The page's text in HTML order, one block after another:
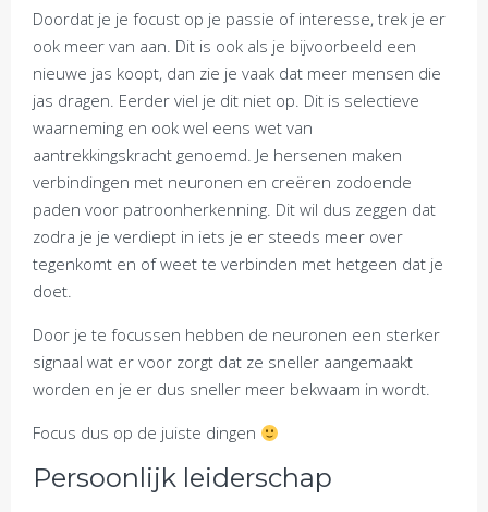
Doordat je je focust op je passie of interesse, trek je er
ook meer van aan. Dit is ook als je bijvoorbeeld een
nieuwe jas koopt, dan zie je vaak dat meer mensen die
jas dragen. Eerder viel je dit niet op. Dit is selectieve
waarneming en ook wel eens wet van
aantrekkingskracht genoemd. Je hersenen maken
verbindingen met neuronen en creëren zodoende
paden voor patroonherkenning. Dit wil dus zeggen dat
zodra je je verdiept in iets je er steeds meer over
tegenkomt en of weet te verbinden met hetgeen dat je
doet.
Door je te focussen hebben de neuronen een sterker
signaal wat er voor zorgt dat ze sneller aangemaakt
worden en je er dus sneller meer bekwaam in wordt.
Focus dus op de juiste dingen
Persoonlijk leiderschap